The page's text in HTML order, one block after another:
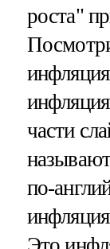
роста"
части
по-